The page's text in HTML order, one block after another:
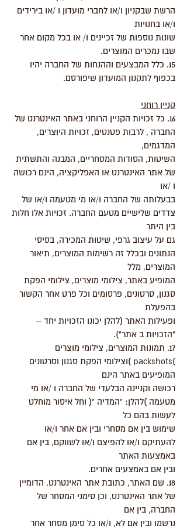
הרשת שבקניון ו/או לחברי מועדון ו /או בירידים
ו/או בחנויות
שונות נוספות של זכיינים ו/ או בכל מקום אחר
שבו נמכרים המוצרים.
15. כלל המבצעים וההנחות של החברה יהיו
בכפוף לתקנון המועדון שיפורסם.
קניין רוחני
16. כל זכויות הקניין הרוחני באתר האינטרנט של
החברה , לרבות פטנטים, זכויות היוצרים,
המדגמים,
השיטות, הסודות המסחריים, המבנה והתשתית
של אתר האינטרנט או האפליקציה, הינם רכושה
ו /או
בבעלותה של החברה ו/או מי מטעמה ו/או של
צדדים שלישיים מטעם החברה. זכויות אלו חלות
בין היתר
גם על עיצוב גרפי, שיטות המכירה, בסיסי
הנתונים ובכלל זה רשימות המוצרים, תיאור
המוצרים, מלל
המופיע באתר, צילומי מוצרים, צילומי הפקת
סגנון, סרטונים, פרסומים וכל פרט אחר הקשור
בהפעלת
ופעילות האתר (להלן יכונו הזכויות יחד –
"הזכויות ב אתר").
17. תמונות המוצרים, צילומי מוצרים
)packshots )וצילומי הפקת סגנון וסרטונים
המופיעים באתר הינם
רכושה וקניינה הבלעדי של החברה ו /או מי
מטעמה )להלן: "המדיה "( וחל איסור מוחלט
לעשות בהם כל
שימוש בין אם מסחרי ובין אם אחר ו/או
להעתיקם ו/או להפיצם ו/או לשווקם, בין אם
באמצעות האתר
ובין אם באמצעים אחרים.
18. שם האתר, כתובת אתר האינטרנט, הדומיין
של אתר האינטרנט, וכן סימני המסחר של
החברה, בין אם
נרשמו ובין אם לא, ו/או כל סימן מסחר אחר